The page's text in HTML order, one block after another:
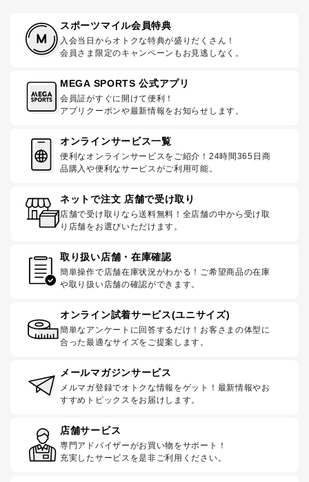
スポーツマイル会員特典
入会当日からオトクな特典が盛りだくさん！
会員さま限定のキャンペーンもお見逃しなく。
MEGA SPORTS 公式アプリ
会員証がすぐに開けて便利！
アプリクーポンや最新情報をお知らせします。
オンラインサービス一覧
便利なオンラインサービスをご紹介！24時間365日商
品購入や便利なサービスがご利用可能。
ネットで注文 店舗で受け取り
店舗で受け取りなら送料無料！全店舗の中から受け取
り店舗をお選びいただけます。
取り扱い店舗・在庫確認
簡単操作で店舗在庫状況がわかる！ご希望商品の在庫
や取り扱い店舗の確認ができます。
オンライン試着サービス(ユニサイズ)
簡単なアンケートに回答するだけ！お客さまの体型に
合った最適なサイズをご提案します。
メールマガジンサービス
メルマガ登録でオトクな情報をゲット！最新情報やお
すすめトピックスをお届けします。
店舗サービス
専門アドバイザーがお買い物をサポート！
充実したサービスを是非ご利用ください。